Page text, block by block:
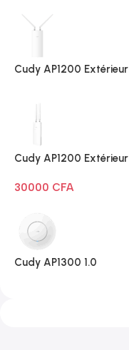
Cudy AP1200 Extérieur
Cudy AP1200 Extérieur
30000 CFA
Cudy AP1300 1.0